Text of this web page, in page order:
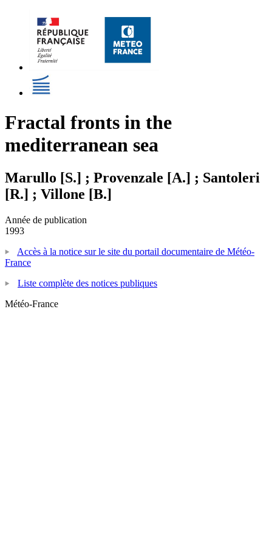
Fractal fronts in the
mediterranean sea
Marullo [S.] ; Provenzale [A.] ; Santoleri
[R.] ; Villone [B.]
Année de publication
1993
Accès à la notice sur le site du portail documentaire de Météo-
France
Liste complète des notices publiques
Météo-France